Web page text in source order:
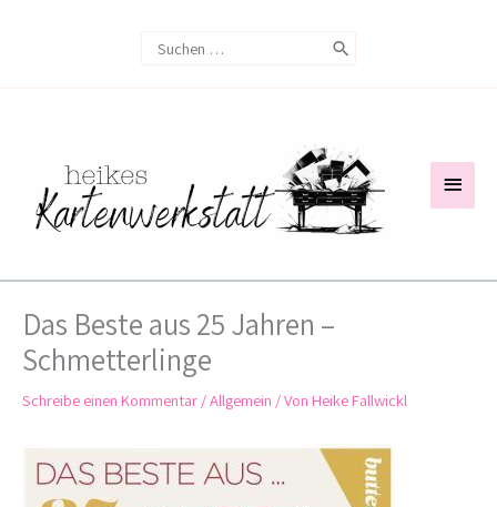
Search
Das Beste aus 25 Jahren –
Schmetterlinge
Schreibe einen Kommentar /Allgemein / Von Heike Fallwickl